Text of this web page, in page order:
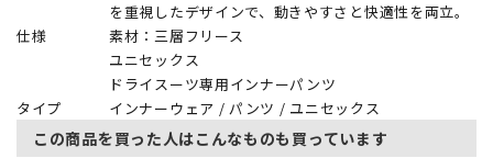
を重視したデザインで、動きやすさと快適性を両立。
仕様
素材：三層フリース
ユニセックス
ドライスーツ専用インナーパンツ
タイプ
インナーウェア / パンツ / ユニセックス
この商品を買った人はこんなものも買っています